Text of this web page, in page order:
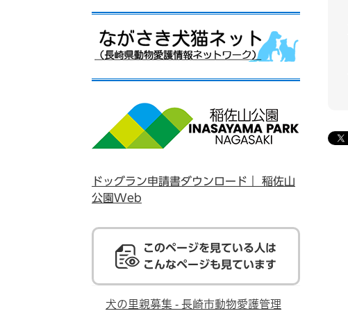
ドッグラン申請書ダウンロード｜ 稲佐山
公園Web
このページを見ている人は
こんなページも見ています
犬の里親募集 - 長崎市動物愛護管理